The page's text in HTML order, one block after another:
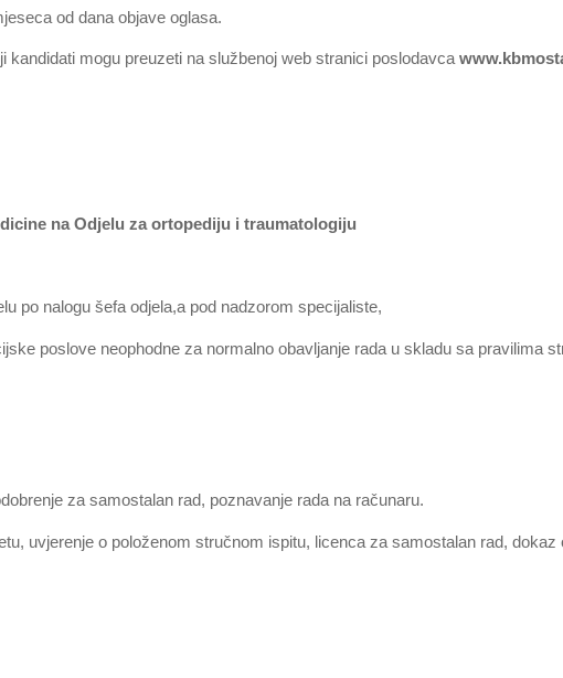
od dana objave oglasa.
kandidati mogu preuzeti na službenoj web stranici poslodavca
na Odjelu za ortopediju i traumatologiju
po nalogu šefa odjela,a pod nadzorom specijaliste,
poslove neophodne za normalno obavljanje rada u skladu sa pravilima
za samostalan rad, poznavanje rada na računaru.
uvjerenje o položenom stručnom ispitu, licenca za samostalan rad, dokaz